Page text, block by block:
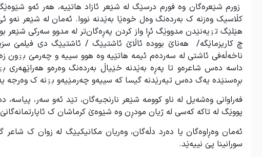
زورم شێعرەگان وە فورم درسێگ لە شێعر ئازاد هاتێیە، هەر ئەو
کڵاسیک وەزنە ک بەردەنگ وەل خوەێا بەێدنە نووا. ئەمان لە شێعر
هێلێگ تۊیەنێدن مدووێگ ئڕا واز کردن پەڕەگان‌تر لە مدوو سەرکی شێعر
ناخەڵەفی ئاشتی لە سەردەم ئیمە هاتێیە وە هوو سییە و چەرمێ بۊون
داسە دەس شاعرەو تا پەڕە بەێدنە خێیاڵ بەردەنگ وەرەو
بڕەسنێدە یەگ دەس تیەرێدنە گیسا کە سییەو چەرمێیەو بۊنە ک وەرجە
فەراوانی وەشەیل لە ناو کوومە شێعر نارنجیەگان، تێد ئەو سەر،
پووێگ لە تاکە کەسی لە ژیان مودڕن وە شێوەێ کرماشان ک
ئەمان وەڕاوەگان یا دەرد دڵەگان، وەریان مکانیکیێگ لە زوان ک شاعر
سورانینا پێ نییەێد.